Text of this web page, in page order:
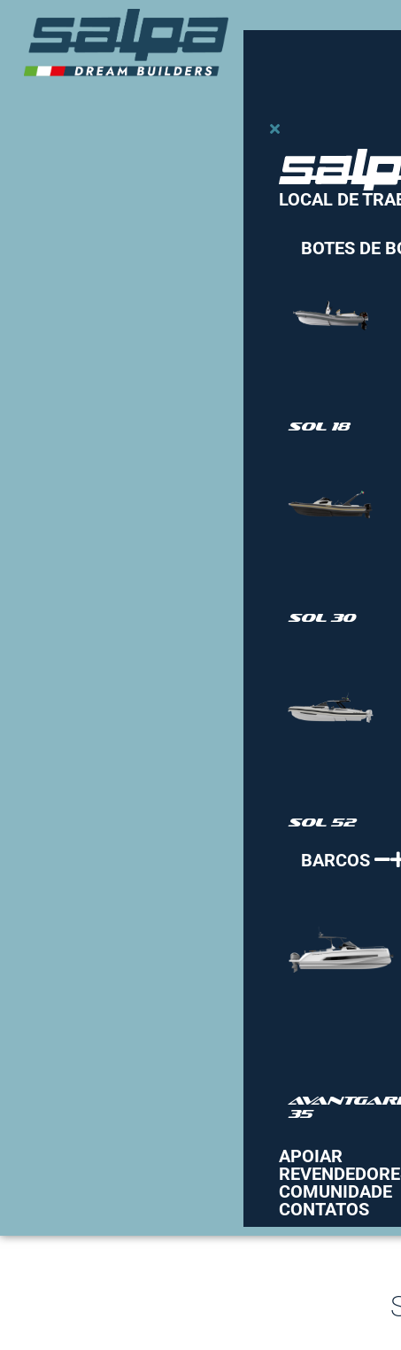
LOCAL DE
BOTES DE
Sol 18
Sol 30
Sol 52
BARCOS
35
APOIAR
COMUNIDADE
CONTATOS